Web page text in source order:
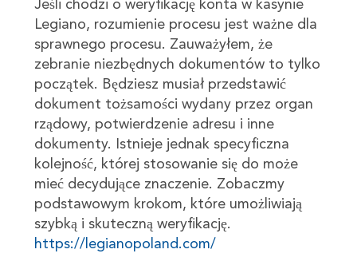
Jeśli chodzi o weryfikację konta w kasynie
Legiano, rozumienie procesu jest ważne dla
sprawnego procesu. Zauważyłem, że
zebranie niezbędnych dokumentów to tylko
początek. Będziesz musiał przedstawić
dokument tożsamości wydany przez organ
rządowy, potwierdzenie adresu i inne
dokumenty. Istnieje jednak specyficzna
kolejność, której stosowanie się do może
mieć decydujące znaczenie. Zobaczmy
podstawowym krokom, które umożliwiają
szybką i skuteczną weryfikację.
https://legianopoland.com/